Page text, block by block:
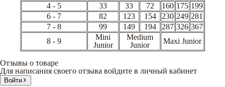
4 - 5
33 33 72 160 175 199
6 - 7
82 123 154 230 249 281
7 - 8
99 149 194 287 326 367
8 - 9
Mini
Junior
Medium
Junior
Maxi Junior
Отзывы о товаре
Для написания своего отзыва войдите в личный кабинет
Войти